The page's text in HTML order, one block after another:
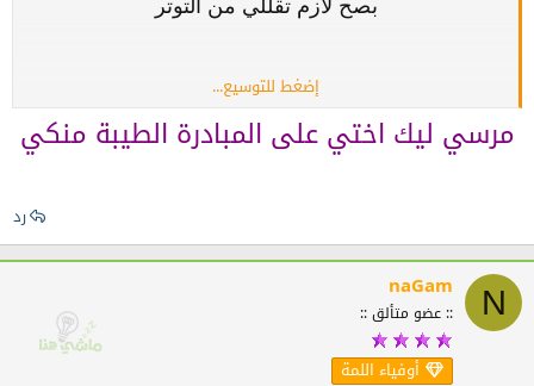
بصح لازم تقللي من التوتر
لان التوتر يشوش افكارك
واعتبريها شي عادي واحد وجا يتقدملك حاجة نورمال
يعجبك اقبلي وماتحشميش وادا ماعجبكش ماتقبليش
إضغط للتوسيع...
مرسي ليك اختي على المبادرة الطيبة منكي
رد
N
naGam
:: عضو متألق ::
أوفياء اللمة